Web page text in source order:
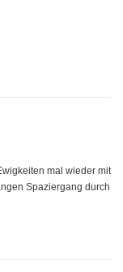
mal wieder mit
Spaziergang durch